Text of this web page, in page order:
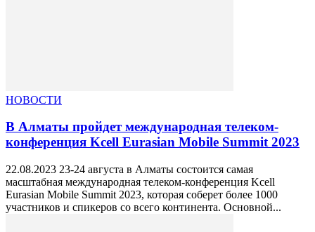
НОВОСТИ
В Алматы пройдет международная телеком-
конференция Kcell Eurasian Mobile Summit 2023
22.08.2023 23-24 августа в Алматы состоится самая
масштабная международная телеком-конференция Kcell
Eurasian Mobile Summit 2023, которая соберет более 1000
участников и спикеров со всего континента. Основной...